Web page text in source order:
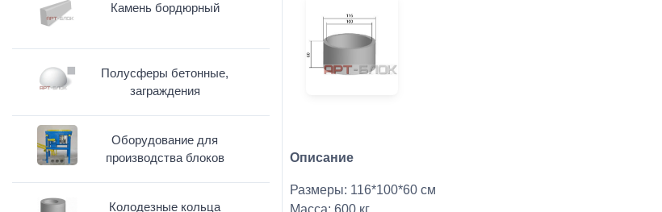
Описание
Размеры: 116*100*60 см
Камень бордюрный
Полусферы бетонные,
заграждения
Оборудование для
производства блоков
Колодезные кольца